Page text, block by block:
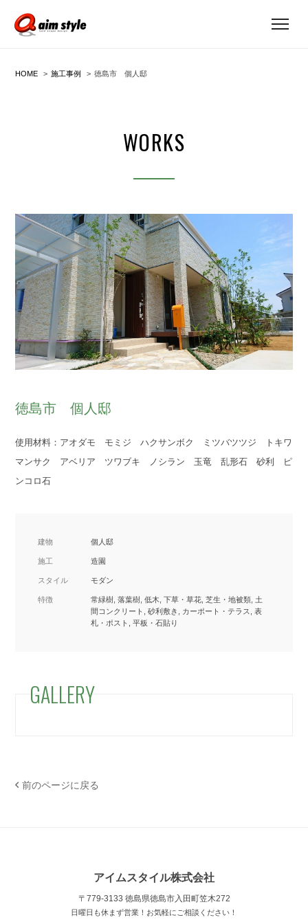
HOME 施工事例 徳島市 個人邸
WORKS
徳島市 個人邸
使用材料：アオダモ モミジ ハクサンボク ミツバツツジ トキワ
マンサク アベリア ツワブキ ノシラン 玉竜 乱形石 砂利 ピ
ンコロ石
建物 個人邸
施工 造園
スタイル モダン
特徴
常緑樹, 落葉樹, 低木, 下草・草花, 芝生・地被類, 土
間コンクリート, 砂利敷き, カーポート・テラス, 表
札・ポスト, 平板・石貼り
GALLERY
前のページに戻る
アイムスタイル株式会社
〒779-3133 徳島県徳島市入田町笠木272
日曜日も休まず営業！お気軽にご相談ください！